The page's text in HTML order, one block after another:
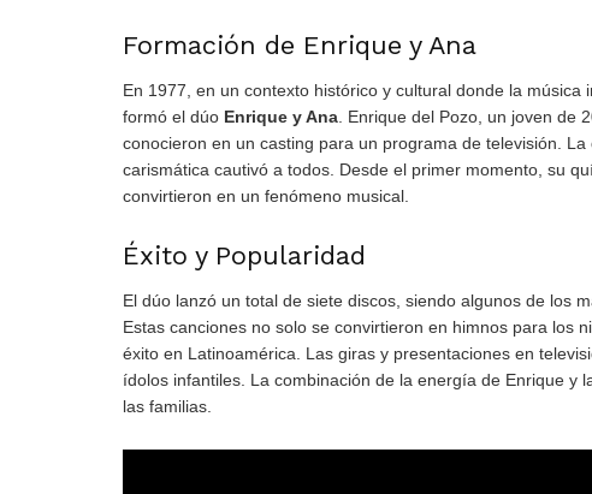
Formación de Enrique y Ana
En 1977, en un contexto histórico y cultural donde la
formó el dúo Enrique y Ana . Enrique del Pozo, un joven de
conocieron en un casting para un programa de televisión.
carismática cautivó a todos. Desde el primer momento, su
convirtieron en un fenómeno musical.
Éxito y Popularidad
El dúo lanzó un total de siete discos, siendo algunos de los
Estas canciones no solo se convirtieron en himnos para los
éxito en Latinoamérica. Las giras y presentaciones en
ídolos infantiles. La combinación de la energía de Enrique y
las familias.